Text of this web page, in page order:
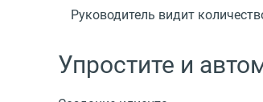
Руководитель видит
Упростите и